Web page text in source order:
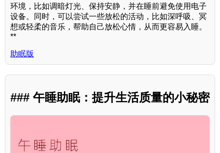
环境，比如调暗灯光、保持安静，并在睡前避免使用电子
设备。同时，可以尝试一些放松的活动，比如深呼吸、冥
想或轻柔的音乐，帮助自己放松心情，从而更容易入睡。
**
助眠版
### 午睡助眠：提升生活质量的小秘密